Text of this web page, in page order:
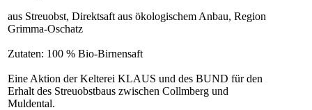
aus Streuobst, Direktsaft aus ökologischem Anbau, Region
Grimma-Oschatz
Zutaten: 100 % Bio-Birnensaft
Eine Aktion der Kelterei KLAUS und des BUND für den
Erhalt des Streuobstbaus zwischen Collmberg und
Muldental.